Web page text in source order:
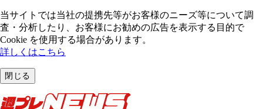
当サイトでは当社の提携先等がお客様のニーズ等について調
査・分析したり、お客様にお勧めの広告を表⽰する⽬的で
Cookie を使⽤する場合があります。
詳しくはこちら
閉じる